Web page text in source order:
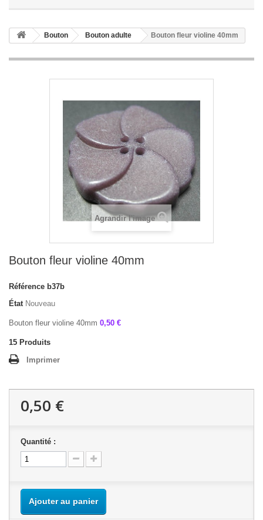
Bouton Bouton adulte Bouton fleur violine 40mm
Agrandir l'image
Bouton fleur violine 40mm
Référence b37b
État Nouveau
Bouton fleur violine 40mm 0,50 €
15 Produits
Imprimer
0,50 €
Quantité :
Ajouter au panier